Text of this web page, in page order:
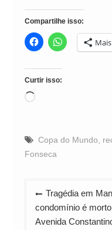
Compartilhe isso:
Mais
Curtir isso:
Carregando...
Copa do Mundo
Fonseca
Navegação
de
Post
Tragédia em
condomínio é
Avenida